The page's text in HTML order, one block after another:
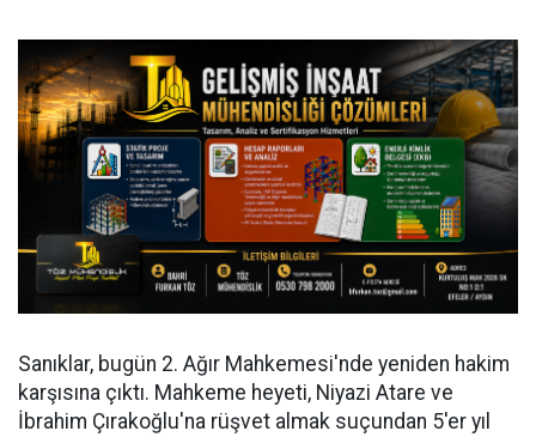
Sanıklar, bugün 2. Ağır Mahkemesi'nde yeniden hakim
karşısına çıktı. Mahkeme heyeti, Niyazi Atare ve
İbrahim Çırakoğlu'na rüşvet almak suçundan 5'er yıl